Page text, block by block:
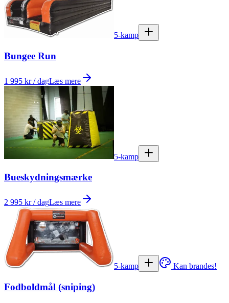
5-kamp
Bungee Run
1 995 kr / dagLæs mere
5-kamp
Bueskydningsmærke
2 995 kr / dagLæs mere
5-kamp Kan brandes!
Fodboldmål (sniping)